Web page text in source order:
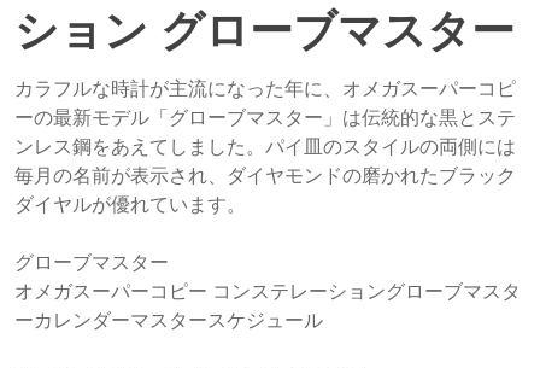
ション グローブマスター
カラフルな時計が主流になった年に、オメガスーパーコピ
ーの最新モデル「グローブマスター」は伝統的な黒とステ
ンレス鋼をあえてしました。パイ皿のスタイルの両側には
毎月の名前が表示され、ダイヤモンドの磨かれたブラック
ダイヤルが優れています。
グローブマスター
オメガスーパーコピー コンステレーショングローブマスタ
ーカレンダーマスタースケジュール